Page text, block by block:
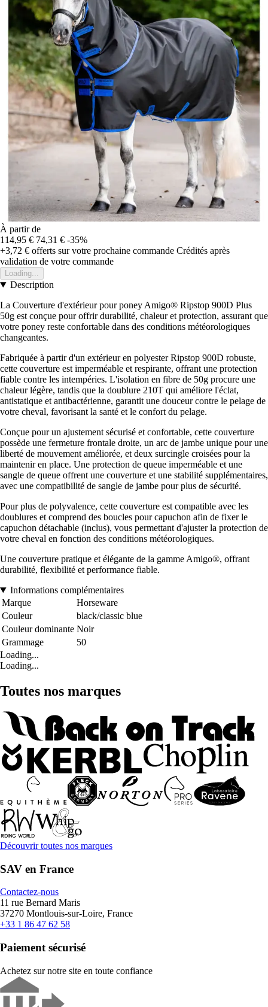
À partir de
114,95 € 74,31 € -35%
+3,72 € offerts sur votre prochaine commande Crédités après
validation de votre commande
Loading...
Description
La Couverture d'extérieur pour poney Amigo® Ripstop 900D Plus
50g est conçue pour offrir durabilité, chaleur et protection, assurant que
votre poney reste confortable dans des conditions météorologiques
changeantes.
Fabriquée à partir d'un extérieur en polyester Ripstop 900D robuste,
cette couverture est imperméable et respirante, offrant une protection
fiable contre les intempéries. L'isolation en fibre de 50g procure une
chaleur légère, tandis que la doublure 210T qui améliore l'éclat,
antistatique et antibactérienne, garantit une douceur contre le pelage de
votre cheval, favorisant la santé et le confort du pelage.
Conçue pour un ajustement sécurisé et confortable, cette couverture
possède une fermeture frontale droite, un arc de jambe unique pour une
liberté de mouvement améliorée, et deux surcingle croisées pour la
maintenir en place. Une protection de queue imperméable et une
sangle de queue offrent une couverture et une stabilité supplémentaires,
avec une compatibilité de sangle de jambe pour plus de sécurité.
Pour plus de polyvalence, cette couverture est compatible avec les
doublures et comprend des boucles pour capuchon afin de fixer le
capuchon détachable (inclus), vous permettant d'ajuster la protection de
votre cheval en fonction des conditions météorologiques.
Une couverture pratique et élégante de la gamme Amigo®, offrant
durabilité, flexibilité et performance fiable.
Informations complémentaires
Marque
Horseware
Couleur
black/classic blue
Couleur dominante Noir
Grammage
50
Loading...
Loading...
Toutes nos marques
Découvrir toutes nos marques
SAV en France
Contactez-nous
11 rue Bernard Maris
37270 Montlouis-sur-Loire, France
+33 1 86 47 62 58
Paiement sécurisé
Achetez sur notre site en toute confiance